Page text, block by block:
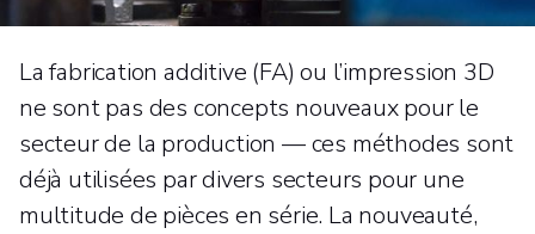
La fabrication additive (FA) ou l’impression 3D
ne sont pas des concepts nouveaux pour le
secteur de la production — ces méthodes sont
déjà utilisées par divers secteurs pour une
multitude de pièces en série. La nouveauté,